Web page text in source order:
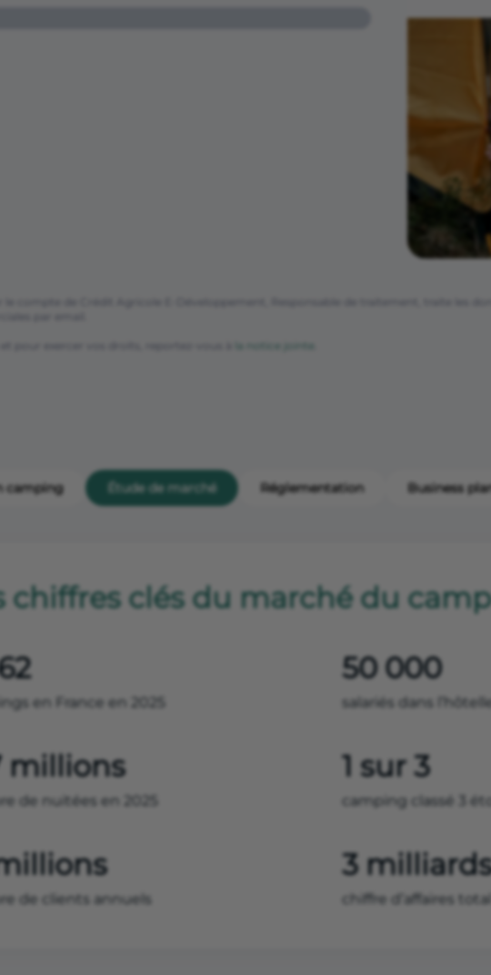
camping Étude de marché Réglementation Business
chiffres clés du marché du
en France en 2025
50 000
salariés dans
millions
de nuitées en 2025
1 sur 3
camping classé 3
de clients annuels
3
chiffre d’affaires